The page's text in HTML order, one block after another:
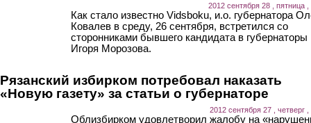
2012 сентября 28 , пятница ,
Как стало известно Vidsboku, и.о. губернатора
Ковалев в среду, 26 сентября, встретился со
сторонниками бывшего кандидата в губернаторы
Игоря Морозова.
Рязанский избирком потребовал наказать
«Новую газету» за статьи о губернаторе
2012 сентября 27 , четверг ,
Облизбирком удовлетворил жалобу на